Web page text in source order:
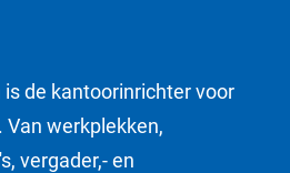
de kantoorinrichter voor
Van werkplekken,
vergader,- en